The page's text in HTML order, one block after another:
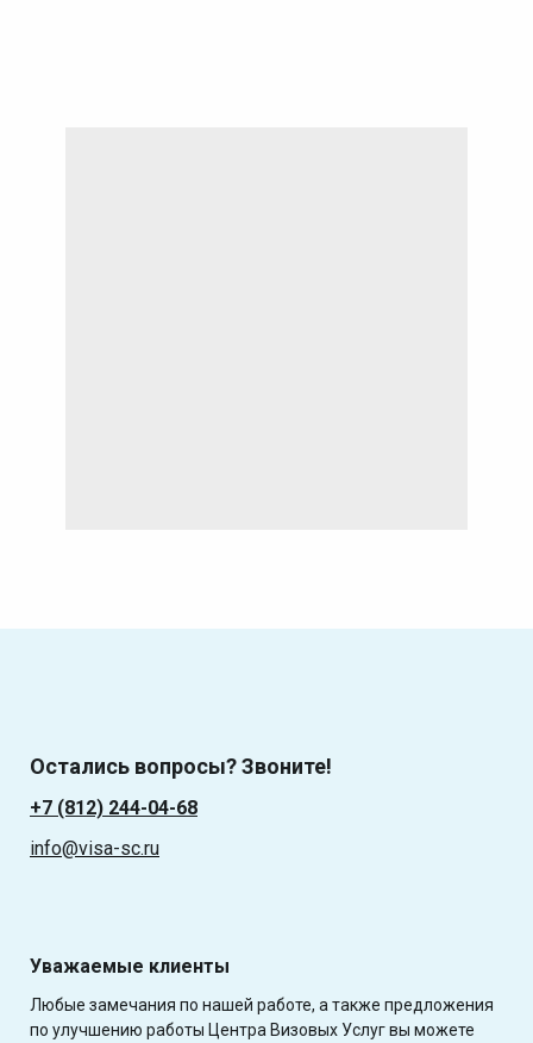
Остались вопросы? Звоните!
+7 (812) 244-04-68
info@visa-sc.ru
Уважаемые клиенты
Любые замечания по нашей работе, а также предложения
по улучшению работы Центра Визовых Услуг вы можете